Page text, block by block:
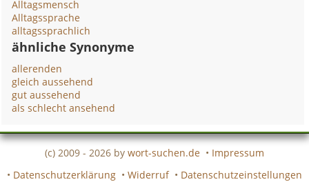
Alltagsmensch
Alltagssprache
alltagssprachlich
ähnliche Synonyme
allerenden
gleich aussehend
gut aussehend
als schlecht ansehend
(c) 2009 - 2026 by wort-suchen.de • Impressum
• Datenschutzerklärung • Widerruf • Datenschutzeinstellungen